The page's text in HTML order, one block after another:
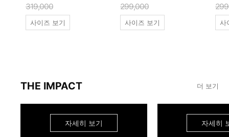
319,000
사이즈 보기
299,000
사이즈 보기 사
THE IMPACT 더 보기
자세히 보기 자세히